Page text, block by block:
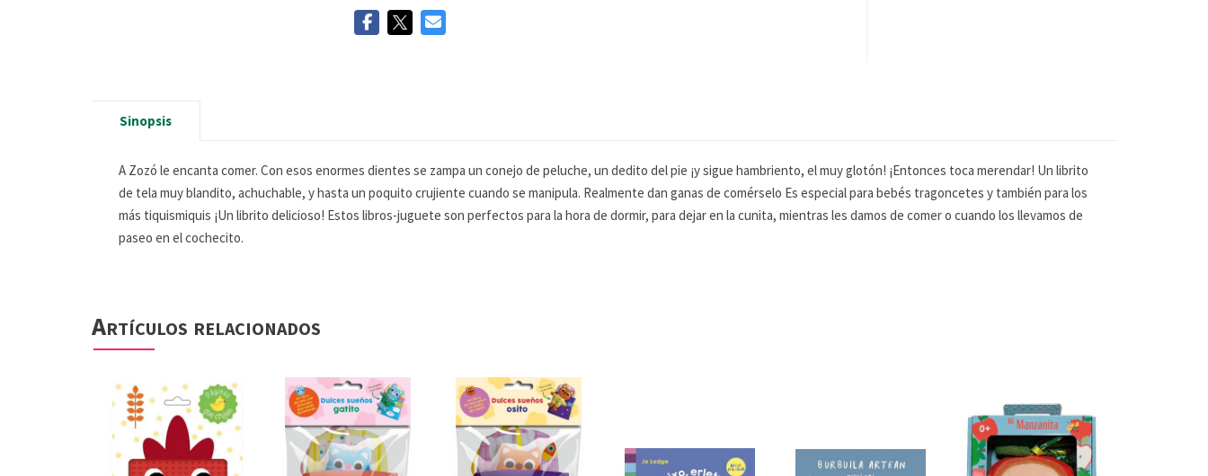
Sinopsis
A Zozó le encanta comer. Con esos enormes dientes se zampa un conejo de peluche, un dedito del pie ¡y sigue hambriento, el muy glotón! ¡Entonces toca merendar! Un librito
de tela muy blandito, achuchable, y hasta un poquito crujiente cuando se manipula. Realmente dan ganas de comérselo Es especial para bebés tragoncetes y también para los
más tiquismiquis ¡Un librito delicioso! Estos libros-juguete son perfectos para la hora de dormir, para dejar en la cunita, mientras les damos de comer o cuando los llevamos de
paseo en el cochecito.
Artículos relacionados